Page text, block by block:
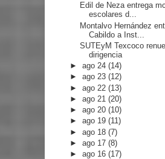
Edil de Neza entrega
escolares d...
Montalvo Hernández
Cabildo a Inst...
SUTEyM Texcoco
dirigencia
►ago 24(14)
►ago 23(12)
►ago 22(13)
►ago 21(20)
►ago 20(10)
►ago 19(11)
►ago 18(7)
►ago 17(8)
►ago 16(17)